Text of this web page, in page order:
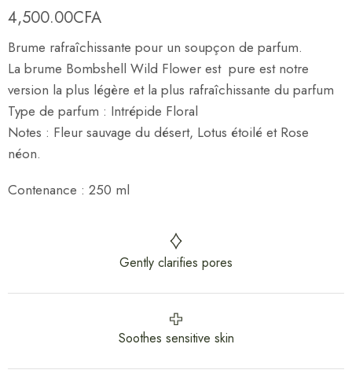
4,500.00CFA
Brume rafraîchissante pour un soupçon de parfum.
La brume Bombshell Wild Flower est pure est notre
version la plus légère et la plus rafraîchissante du parfum
Type de parfum : Intrépide Floral
Notes : Fleur sauvage du désert, Lotus étoilé et Rose
néon.
Contenance : 250 ml
Gently clarifies pores
Soothes sensitive skin